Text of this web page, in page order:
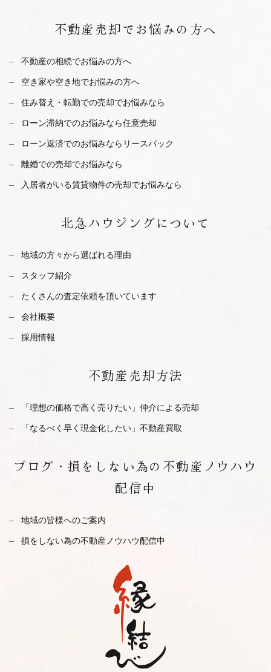
不動産売却で お悩みの方へ
不動産の相続でお悩みの方へ
空き家や空き地でお悩みの方へ
住み替え・転勤での売却でお悩みなら
ローン滞納でのお悩みなら任意売却
ローン返済でのお悩みならリースバック
離婚での売却でお悩みなら
入居者がいる賃貸物件の売却でお悩みなら
北急ハウジングについて
地域の方々から選ばれる理由
スタッフ紹介
たくさんの査定依頼を頂いています
会社概要
採用情報
不動産 売却方法
「理想の価格で高く売りたい」仲介による売却
「なるべく早く現金化したい」不動産買取
ブログ・ 損をしない為の不動産ノウハウ
配信中
地域の皆様へのご案内
損をしない為の不動産ノウハウ配信中